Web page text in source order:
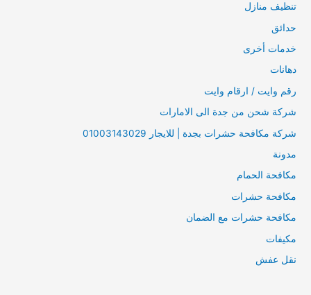
تنظيف منازل
حدائق
خدمات أخرى
دهانات
رقم وايت / ارقام وايت
شركة شحن من جدة الى الامارات
شركة مكافحة حشرات بجدة | للايجار 01003143029
مدونة
مكافحة الحمام
مكافحة حشرات
مكافحة حشرات مع الضمان
مكيفات
نقل عفش